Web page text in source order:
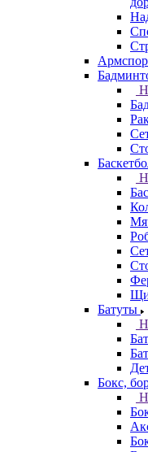
Батуты
Бокс,